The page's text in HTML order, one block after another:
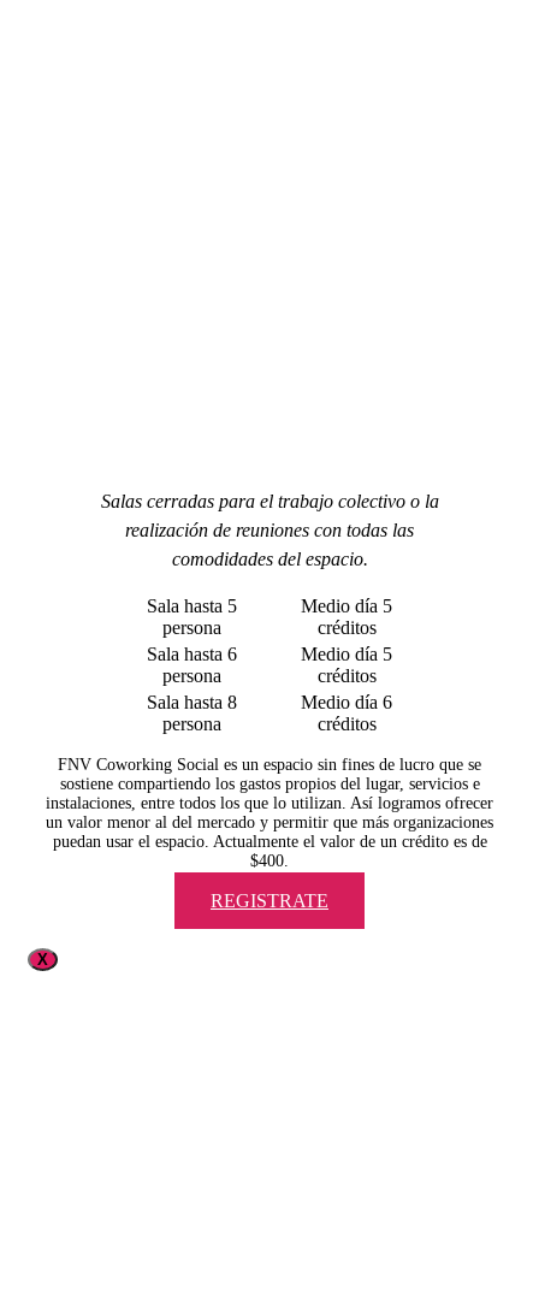
Salas cerradas para el trabajo colectivo o la
realización de reuniones con todas las
comodidades del espacio.
Sala hasta 5
persona
Medio día 5
créditos
Sala hasta 6
persona
Medio día 5
créditos
Sala hasta 8
persona
Medio día 6
créditos
FNV Coworking Social es un espacio sin fines de lucro que se
sostiene compartiendo los gastos propios del lugar, servicios e
instalaciones, entre todos los que lo utilizan. Así logramos ofrecer
un valor menor al del mercado y permitir que más organizaciones
puedan usar el espacio. Actualmente el valor de un crédito es de
$400.
REGISTRATE
X